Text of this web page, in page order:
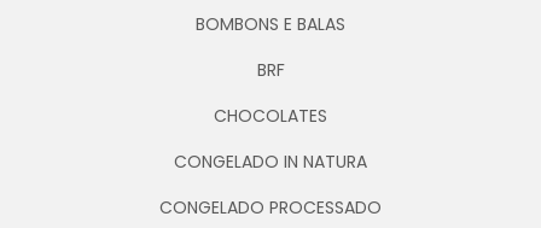
BOMBONS E BALAS
BRF
CHOCOLATES
CONGELADO IN NATURA
CONGELADO PROCESSADO